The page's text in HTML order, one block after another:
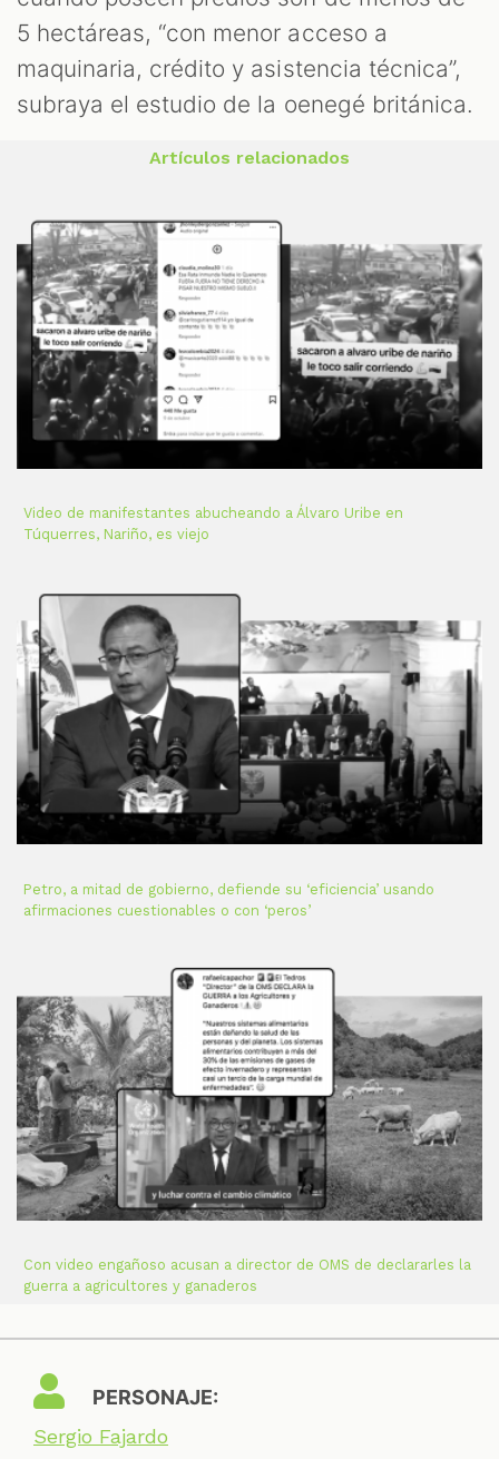
5 hectáreas, “con menor acceso a
maquinaria, crédito y asistencia técnica”,
subraya el estudio de la oenegé británica.
Artículos relacionados
Video de manifestantes abucheando a Álvaro Uribe en
Túquerres, Nariño, es viejo
Petro, a mitad de gobierno, defiende su ‘eficiencia’ usando
afirmaciones cuestionables o con ‘peros’
Con video engañoso acusan a director de OMS de declararles la
guerra a agricultores y ganaderos
PERSONAJE:
Sergio Fajardo